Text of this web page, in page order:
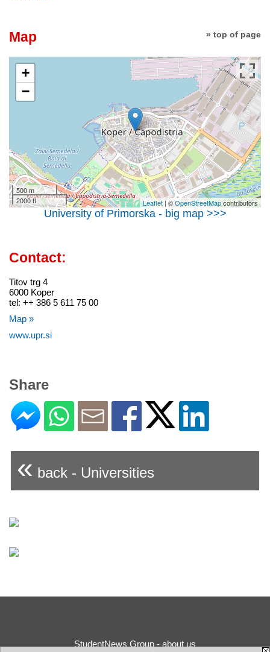
» top of page
Map
+
−
500 m
2000 ft
Leaflet| ©OpenStreetMapcontributors
University of Primorska - big map >>>
Contact:
Titov trg 4
6000 Koper
tel: ++ 386 5 611 75 00
Map »
www.upr.si
Share
« back - Universities
StudentNews Group - about us